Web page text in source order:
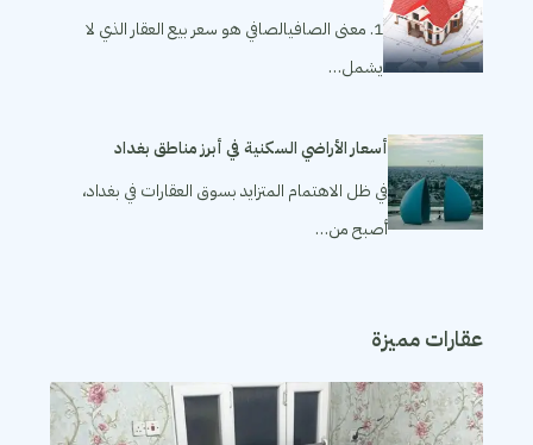
1. معنى الصافيالصافي هو سعر بيع العقار الذي لا
يشمل…
أسعار الأراضي السكنية في أبرز مناطق بغداد
في ظل الاهتمام المتزايد بسوق العقارات في بغداد،
أصبح من…
عقارات مميزة